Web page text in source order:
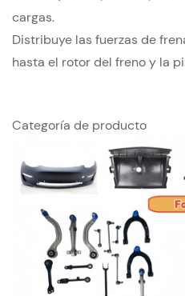
cargas.
Distribuye las fuerzas de
hasta el rotor del freno y la
Categoría de producto